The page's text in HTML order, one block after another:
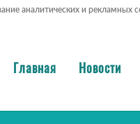
аналитических и рекламных
Главная Новости